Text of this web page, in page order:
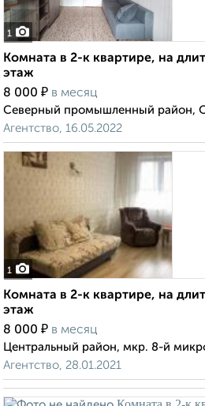
1
Комната в 2-к квартире, на
этаж
8 000 ₽ в месяц
Северный промышленный район,
Агентство, 16.05.2022
1
Комната в 2-к квартире, на
этаж
8 000 ₽ в месяц
Центральный район, мкр. 8-й
Агентство, 28.01.2021